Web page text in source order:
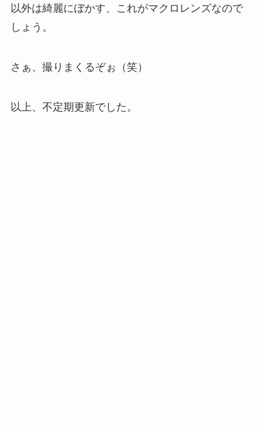
以外は綺麗にぼかす、これがマクロレンズなので
しょう。
さぁ、撮りまくるぞぉ（笑）
以上、不定期更新でした。